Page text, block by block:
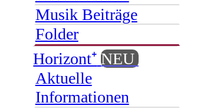
Musik Beiträge
Folder
Horizont⁺ NEU
Aktuelle
Informationen